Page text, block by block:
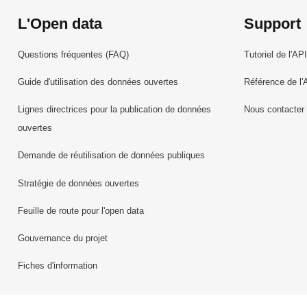
L'Open data
Questions fréquentes (FAQ)
Guide d'utilisation des données ouvertes
Lignes directrices pour la publication de données
ouvertes
Demande de réutilisation de données publiques
Stratégie de données ouvertes
Feuille de route pour l'open data
Gouvernance du projet
Fiches d'information
Support
Tutoriel de l'API
Référence de
Nous contacter